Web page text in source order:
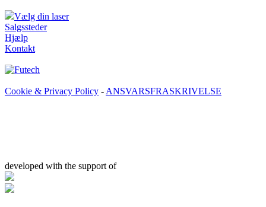
Vælg din laser
Salgssteder
Hjælp
Kontakt
Cookie & Privacy Policy - ANSVARSFRASKRIVELSE
developed with the support of